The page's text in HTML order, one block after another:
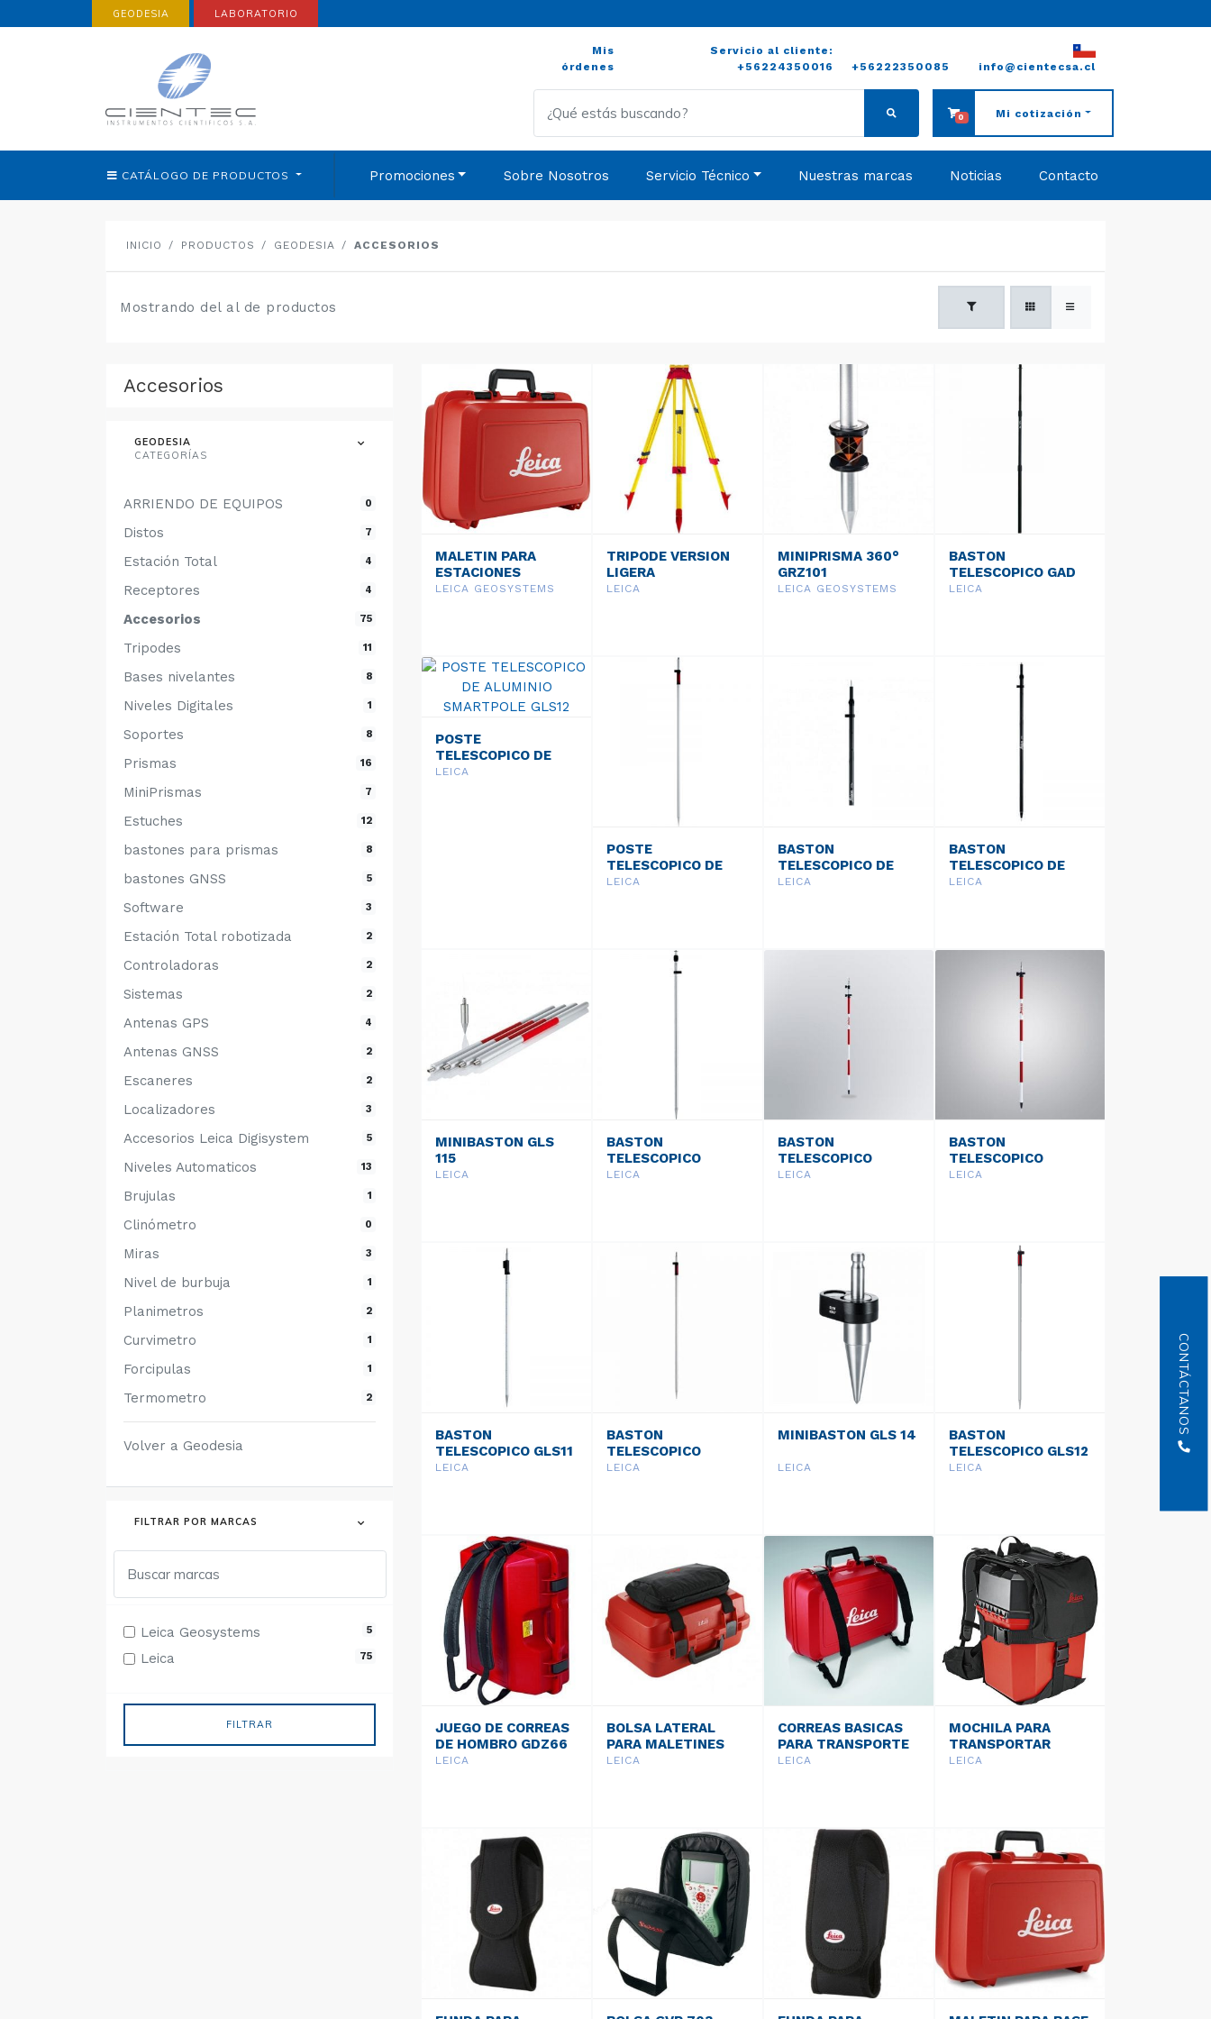
CONTÁCTANOS
GEODESIA LABORATORIO
Mis
órdenes
Servicio al cliente:
+56224350016
+56222350085 info@cientecsa.cl
0 Mi cotización
CATÁLOGO DE PRODUCTOS Promociones Sobre Nosotros Servicio Técnico Nuestras marcas Noticias Contacto
INICIO PRODUCTOS GEODESIA ACCESORIOS
Mostrando del al de productos
MALETIN PARA
ESTACIONES
TOTALES
LEICA GEOSYSTEMS
TRIPODE VERSION
LIGERA
PROFESSIONAL 3000
LEICA
MINIPRISMA 360°
GRZ101
LEICA GEOSYSTEMS
BASTON
TELESCOPICO GAD
32
LEICA
POSTE
TELESCOPICO DE
ALUMINIO
LEICA
POSTE
TELESCOPICO DE
ALUMINIO
LEICA
BASTON
TELESCOPICO DE
FIBRA DE CARBONO
LEICA
BASTON
TELESCOPICO DE
FIBRA DE CARBONO
LEICA
MINIBASTON GLS
115
LEICA
BASTON
TELESCOPICO
GLS105
LEICA
BASTON
TELESCOPICO
GLS112
LEICA
BASTON
TELESCOPICO
GLS111
LEICA
BASTON
TELESCOPICO GLS11
LEICA
BASTON
TELESCOPICO
GLS12F
LEICA
MINIBASTON GLS 14
LEICA
BASTON
TELESCOPICO GLS12
LEICA
JUEGO DE CORREAS
DE HOMBRO GDZ66
LEICA
BOLSA LATERAL
PARA MALETINES
GVP717
LEICA
CORREAS BASICAS
PARA TRANSPORTE
GVP718
LEICA
MOCHILA PARA
TRANSPORTAR
MALETINES GVP 716
LEICA
Accesorios
GEODESIA
CATEGORÍAS
ARRIENDO DE EQUIPOS 0
Distos 7
Estación Total 4
Receptores 4
Accesorios 75
Tripodes 11
Bases nivelantes 8
Niveles Digitales 1
Soportes 8
Prismas 16
MiniPrismas 7
Estuches 12
bastones para prismas 8
bastones GNSS 5
Software 3
Estación Total robotizada 2
Controladoras 2
Sistemas 2
Antenas GPS 4
Antenas GNSS 2
Escaneres 2
Localizadores 3
Accesorios Leica Digisystem 5
Niveles Automaticos 13
Brujulas 1
Clinómetro 0
Miras 3
Nivel de burbuja 1
Planimetros 2
Curvimetro 1
Forcipulas 1
Termometro 2
Volver a Geodesia
FILTRAR POR MARCAS
5
Leica Geosystems
75
Leica
FILTRAR